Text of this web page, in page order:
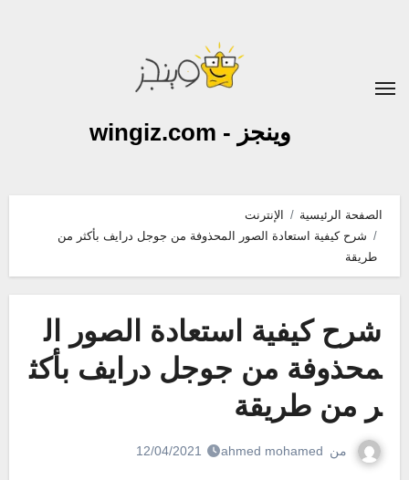
وينجز - wingiz.com
الصفحة الرئيسية
الإنترنت
شرح كيفية استعادة الصور المحذوفة من جوجل درايف بأكثر من
طريقة
شرح كيفية استعادة الصور ال
محذوفة من جوجل درايف بأكث
ر من طريقة
من ahmed mohamed
12/04/2021